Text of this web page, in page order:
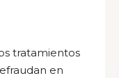
tratamientos
en